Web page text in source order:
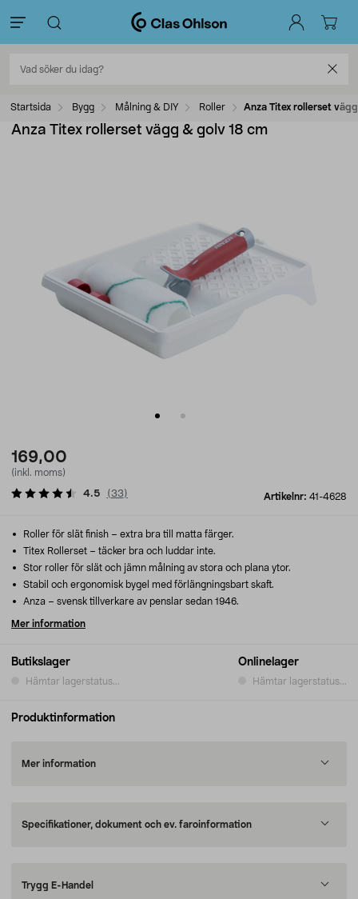
Startsida Bygg Målning & DIY Roller Anza Titex rollerset
Anza Titex rollerset vägg & golv 18 cm
169,00
(inkl. moms)
Artikelnr: 41-4628
4.5 (33)
Butikslager
Hämtar lagerstatus...
Onlinelager
Hämtar lagerstatus...
Roller för slät finish – extra bra till matta färger.
Titex Rollerset – täcker bra och luddar inte.
Stor roller för slät och jämn målning av stora och plana ytor.
Stabil och ergonomisk bygel med förlängningsbart skaft.
Anza – svensk tillverkare av penslar sedan 1946.
Mer information
Produktinformation
Mer information
Specifikationer, dokument och ev. faroinformation
Trygg E-Handel